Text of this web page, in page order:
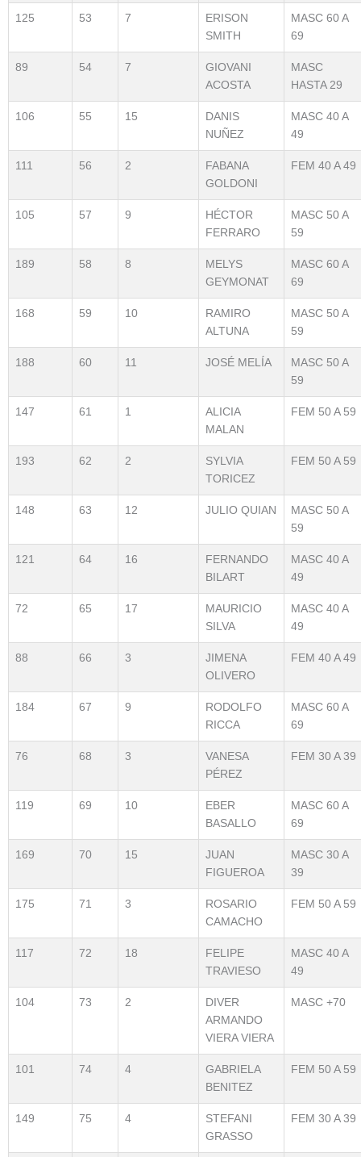
125 53 7
ERISON
SMITH
MASC 60 A
69
89 54 7
GIOVANI
ACOSTA
MASC
HASTA 29
106 55 15
DANIS
NUÑEZ
MASC 40 A
49
111 56 2
FABANA
GOLDONI
FEM 40 A 49
105 57 9
HÉCTOR
FERRARO
MASC 50 A
59
189 58 8
MELYS
GEYMONAT
MASC 60 A
69
168 59 10
RAMIRO
ALTUNA
MASC 50 A
59
188 60 11 JOSÉ MELÍA
MASC 50 A
59
147 61 1
ALICIA
MALAN
FEM 50 A 59
193 62 2
SYLVIA
TORICEZ
FEM 50 A 59
148 63 12 JULIO QUIAN
MASC 50 A
59
121 64 16
FERNANDO
BILART
MASC 40 A
49
72 65 17
MAURICIO
SILVA
MASC 40 A
49
88 66 3
JIMENA
OLIVERO
FEM 40 A 49
184 67 9
RODOLFO
RICCA
MASC 60 A
69
76 68 3
VANESA
PÉREZ
FEM 30 A 39
119 69 10
EBER
BASALLO
MASC 60 A
69
169 70 15
JUAN
FIGUEROA
MASC 30 A
39
175 71 3
ROSARIO
CAMACHO
FEM 50 A 59
117 72 18
FELIPE
TRAVIESO
MASC 40 A
49
104 73 2
DIVER
ARMANDO
VIERA VIERA
MASC +70
101 74 4
GABRIELA
BENITEZ
FEM 50 A 59
149 75 4
STEFANI
GRASSO
FEM 30 A 39